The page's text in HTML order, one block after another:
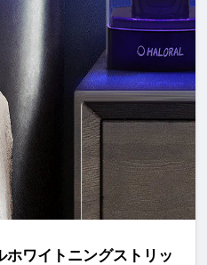
ワイトニングストリッ